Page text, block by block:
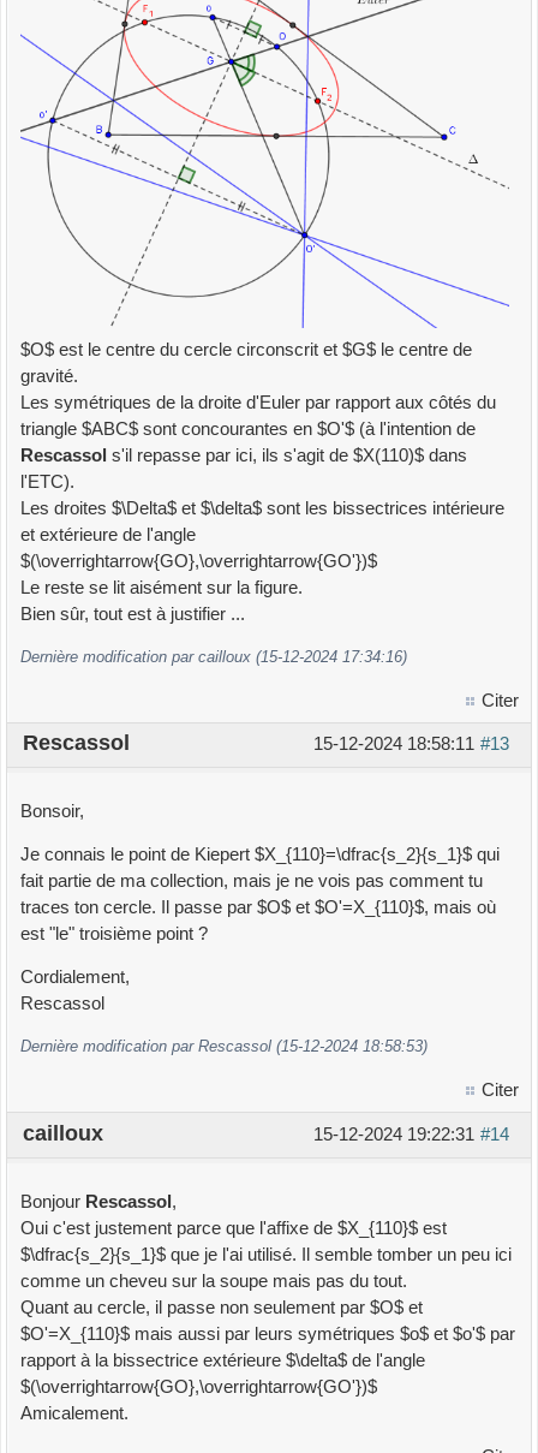
$O$ est le centre du cercle circonscrit et $G$ le centre de
gravité.
Les symétriques de la droite d'Euler par rapport aux côtés du
triangle $ABC$ sont concourantes en $O'$ (à l'intention de
Rescassol s'il repasse par ici, ils s'agit de $X(110)$ dans
l'ETC).
Les droites $\Delta$ et $\delta$ sont les bissectrices intérieure
et extérieure de l'angle
$(\overrightarrow{GO},\overrightarrow{GO'})$
Le reste se lit aisément sur la figure.
Bien sûr, tout est à justifier ...
Dernière modification par cailloux (15-12-2024 17:34:16)
Citer
#13
15-12-2024 18:58:11
Rescassol
Bonsoir,
Je connais le point de Kiepert $X_{110}=\dfrac{s_2}{s_1}$ qui
fait partie de ma collection, mais je ne vois pas comment tu
traces ton cercle. Il passe par $O$ et $O'=X_{110}$, mais où
est "le" troisième point ?
Cordialement,
Rescassol
Dernière modification par Rescassol (15-12-2024 18:58:53)
Citer
#14
15-12-2024 19:22:31
cailloux
Bonjour Rescassol ,
Oui c'est justement parce que l'affixe de $X_{110}$ est
$\dfrac{s_2}{s_1}$ que je l'ai utilisé. Il semble tomber un peu ici
comme un cheveu sur la soupe mais pas du tout.
Quant au cercle, il passe non seulement par $O$ et
$O'=X_{110}$ mais aussi par leurs symétriques $o$ et $o'$ par
rapport à la bissectrice extérieure $\delta$ de l'angle
$(\overrightarrow{GO},\overrightarrow{GO'})$
Amicalement.